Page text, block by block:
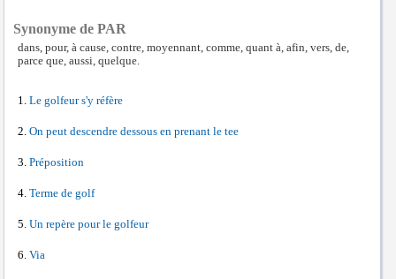
Synonyme de PAR
dans, pour, à cause, contre, moyennant, comme, quant à, afin, vers, de,
parce que, aussi, quelque.
Le golfeur s'y réfère
On peut descendre dessous en prenant le tee
Préposition
Terme de golf
Un repère pour le golfeur
Via